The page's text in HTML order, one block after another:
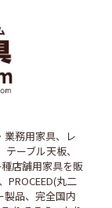
業務用家具、レ
ーブル天板、
店舗用家具を販
PROCEED(丸二
製品、完全国内